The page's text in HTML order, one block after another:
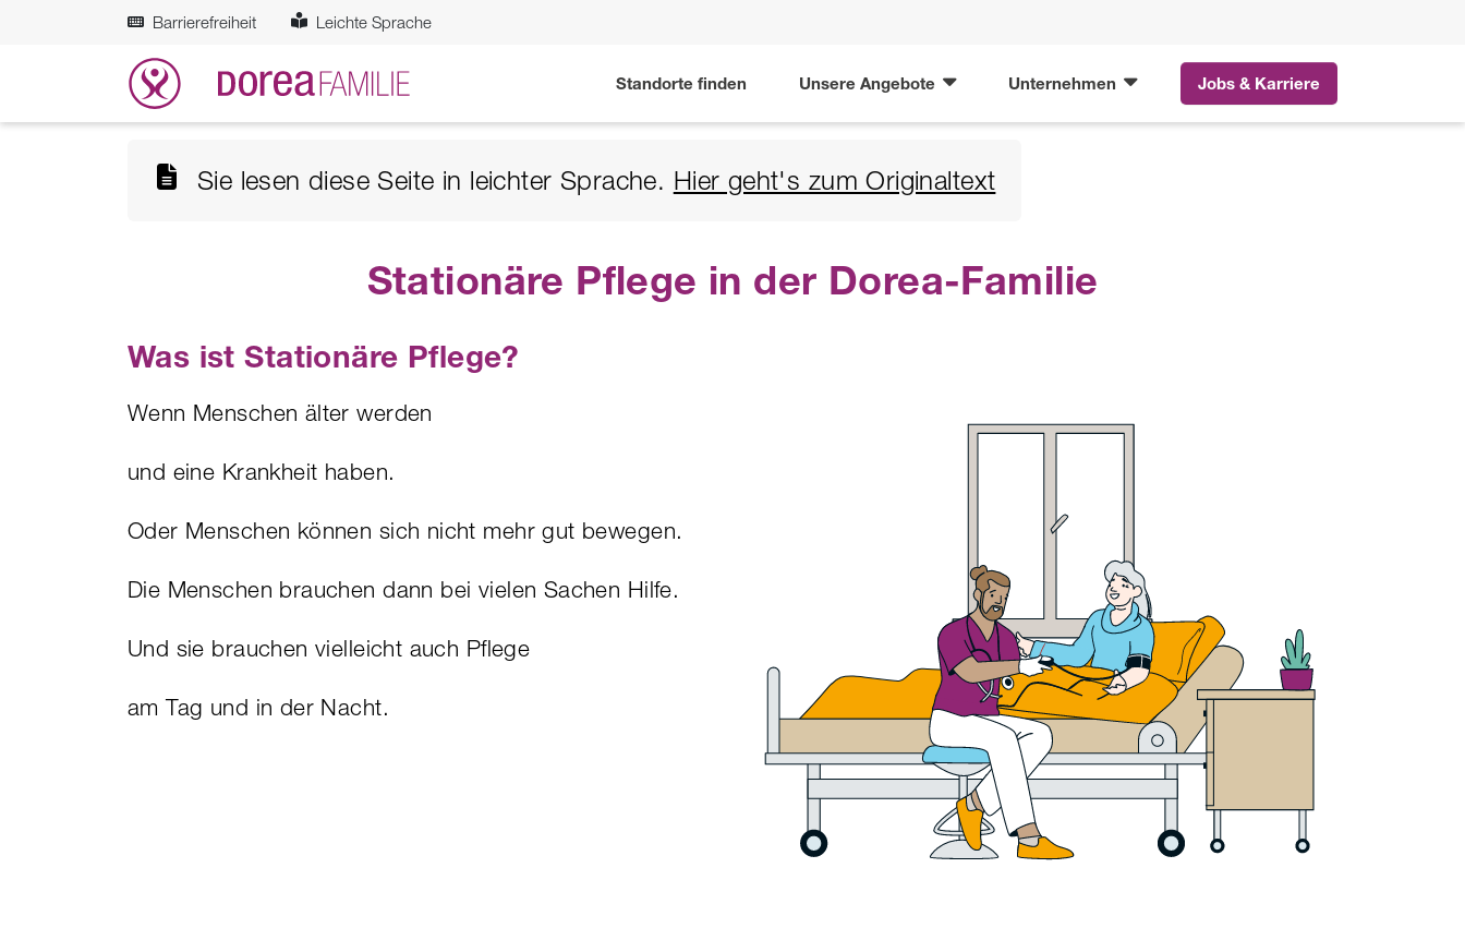
Zum Hauptinhalt springen
Barrierefreiheit Leichte Sprache
Standorte finden Unsere Angebote Unternehmen Jobs & Karriere
Sie lesen diese Seite in leichter Sprache. Hier geht's zum Originaltext
Stationäre Pflege in der Dorea-Familie
Was ist Stationäre Pflege?
Wenn Menschen älter werden
und eine Krankheit haben.
Oder Menschen können sich nicht mehr gut bewegen.
Die Menschen brauchen dann bei vielen Sachen Hilfe.
Und sie brauchen vielleicht auch Pflege
am Tag und in der Nacht.